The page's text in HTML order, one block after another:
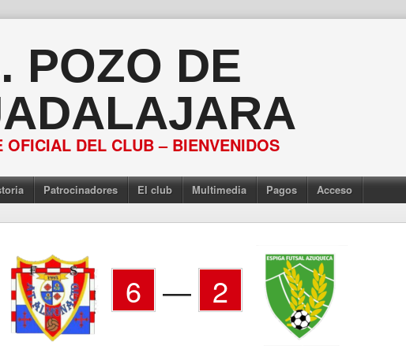
POZO DE
OFICIAL DEL CLUB – BIENVENIDOS
Patrocinadores El club Multimedia Pagos Acceso
6 — 2